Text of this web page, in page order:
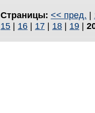
Страницы: << пред. |
15 | 16 | 17 | 18 | 19 |